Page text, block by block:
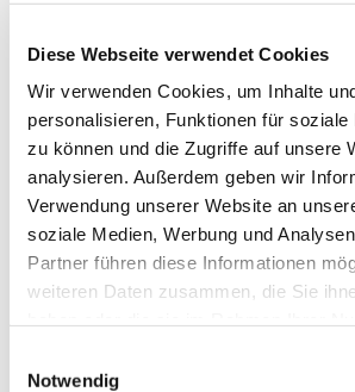
Diese Webseite verwendet Cookies
Wir verwenden Cookies, um Inhalte
personalisieren, Funktionen für soziale
zu können und die Zugriffe auf unsere
analysieren. Außerdem geben wir
Verwendung unserer Website an
soziale Medien, Werbung und
Partner führen diese Informationen
weiteren Daten zusammen, die Sie
Notwendig
Mittwoch, 9. April 2025,
21:00 Uhr
Gemeindehaus
Gemeindehaus 33, 32289
Rödinghausen